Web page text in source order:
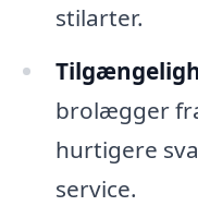
stilarter.
brolægger
hurtigere
service.